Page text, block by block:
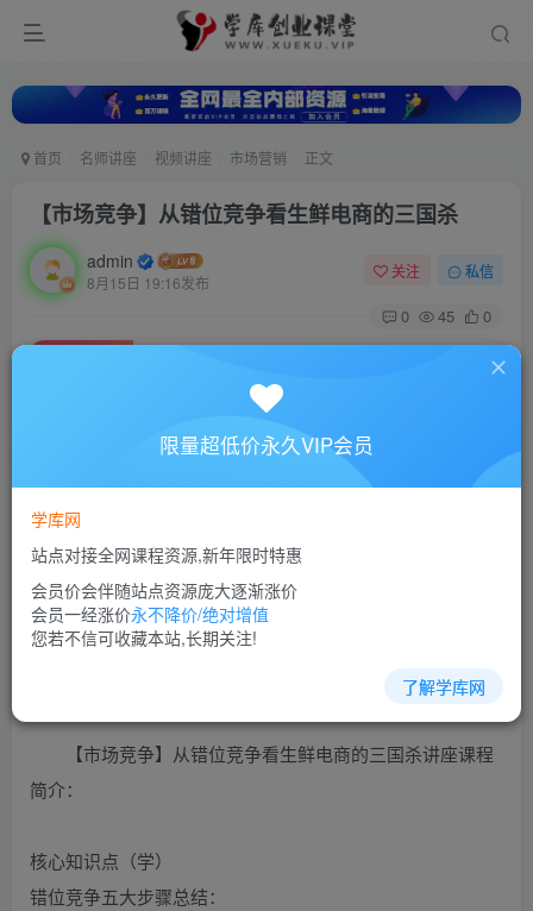
首页 名师讲座 视频讲座 市场营销 正文
【市场竞争】从错位竞争看生鲜电商的三国杀
admin
8月15日 19:16发布
关注 私信
0 45 0
【市场竞争】从错位竞争看生鲜电商的三国杀
此内容为付费资源，请付费后查看
10
立即购买
您当前未登录！建议登陆后购买，可保存购买订单
付费资源
【市场竞争】从错位竞争看生鲜电商的三国杀讲座课程
简介：
核心知识点（学）
错位竞争五大步骤总结：
限量超低价永久VIP会员
学库网
站点对接全网课程资源,新年限时特惠
会员价会伴随站点资源庞大逐渐涨价
会员一经涨价永不降价/绝对增值
您若不信可收藏本站,长期关注!
了解学库网